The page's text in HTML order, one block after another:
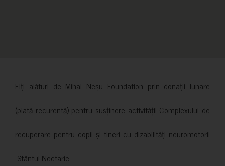
Fiți alături de Mihai Neșu Foundation prin donații lunare
(plată recurentă) pentru susținere activității Complexului de
recuperare pentru copii și tineri cu dizabilități neuromotorii
”Sfântul Nectarie”.